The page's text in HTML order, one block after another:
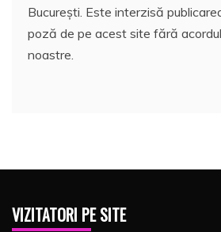
București. Este interzisă
poză de pe acest site fără
noastre.
VIZITATORI PE SITE